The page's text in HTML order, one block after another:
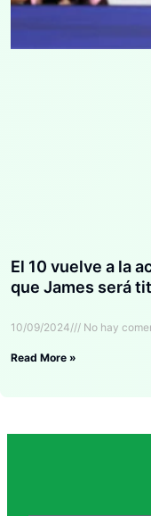
El 10 vuelve a la
que James será
10/09/2024 No hay
Read More »